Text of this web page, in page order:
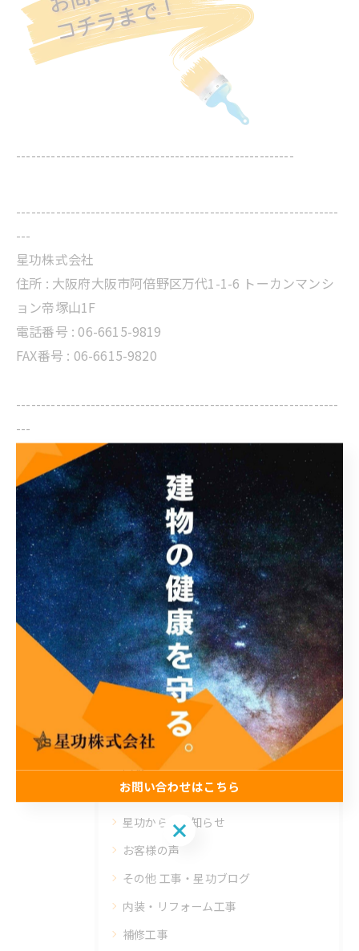
--------------------------------------------------------
-----------------------------------------------------------------
---
星功株式会社
住所 : 大阪府大阪市阿倍野区万代1-1-6 トーカンマンシ
ョン帝塚山1F
電話番号 : 06-6615-9819
FAX番号 : 06-6615-9820
-----------------------------------------------------------------
---
星功からのお知らせ
< 前のページ 一覧に戻る 次のページ >
カテゴリー Categories
全てのカテゴリー
塗装
防水
内装
公共工事
星功からのお知らせ
お客様の声
その他 工事・星功ブログ
内装・リフォーム工事
補修工事
お問い合わせはこちら
お問い合わせはこちら